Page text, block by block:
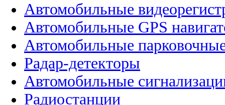
Автомобильные
Автомобильные GPS
Автомобильные
Радар-детекторы
Автомобильные
Радиостанции